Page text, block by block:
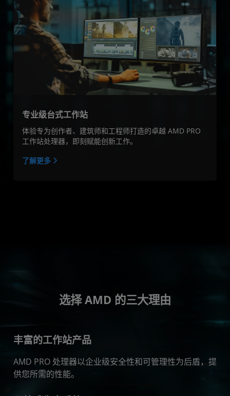
专业级台式工作站
体验专为创作者、建筑师和工程师打造的卓越 AMD PRO
工作站处理器，即刻赋能创新工作。
了解更多
选择 AMD 的三大理由
丰富的工作站产品
AMD PRO 处理器以企业级安全性和可管理性为后盾，提
供您所需的性能。